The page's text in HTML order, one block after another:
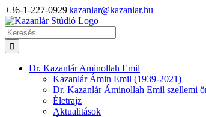
Kihagyás
+36-1-227-0929|kazanlar@kazanlar.hu
Facebook
YouTube
Keresés...
Dr. Kazanlár Aminollah Emil
Kazanlár Ámin Emil (1939-2021)
Dr. Kazanlár Áminollah Emil szellemi
Életrajz
Aktualitások